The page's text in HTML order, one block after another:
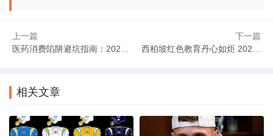
每一个动作，每一个表情，都成为精神的注脚。这，才是真正
文章来源：本站原创 作者：yuyiyi_11
上一篇
医药消费陷阱避坑指南：2026高价集采药炒至3960元
下一篇
西柏坡红色教育丹心如炬 2026赋能干部勇攀高峰
相关文章